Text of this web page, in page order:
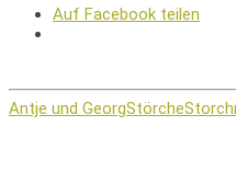
Auf Facebook teilen
Antje und GeorgStörche